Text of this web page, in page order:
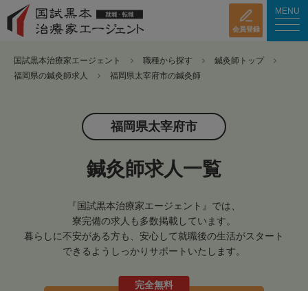
会員登録
MENU
国試黒本治療家エージェント 職種から探す
鍼灸師トップ
福岡県の鍼灸師求人
福岡県太宰府市の鍼灸師
福岡県太宰府市
鍼灸師求人一覧
『国試黒本治療家エージェント』では、
寮完備の求人も多数掲載しています。
暮らしに不安がある方も、安心して就職後の生活がスタート
できるようしっかりサポートいたします。
完全無料